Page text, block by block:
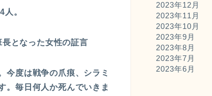
。
となった女性の証言
今度は戦争の爪痕、シラミ
。毎日何人か死んでいきま
2023年12月
2023年11月
2023年10月
2023年9月
2023年8月
2023年7月
2023年6月